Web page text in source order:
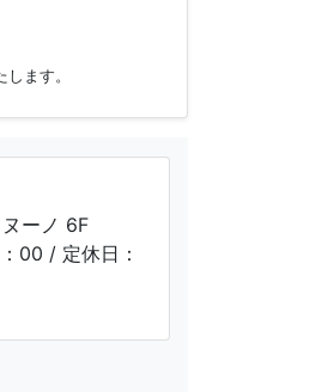
ます。
ーノ 6F
00 / 定休日：